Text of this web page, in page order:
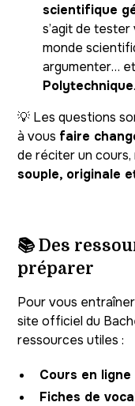
scientifique
s’agit de
monde
argumenter…
Polytechnique.
💡 Les questions
à vous faire
de réciter un cours,
souple, originale
📚 Des
préparer
Pour vous
site officiel du
ressources utiles :
Cours en ligne
Fiches de